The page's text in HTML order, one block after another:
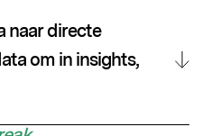
naar directe
om in insights,